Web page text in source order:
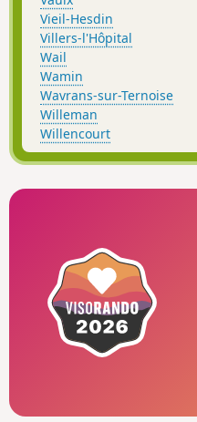
Vieil-Hesdin
Villers-l'Hôpital
Wail
Wamin
Wavrans-sur-Ternoise
Willeman
Willencourt